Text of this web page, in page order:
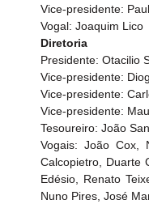
Vice‑presidente:
Vogal: Joaquim Lico
Diretoria
Presidente: Otacilio
Vice‑presidente:
Vice‑presidente:
Vice‑presidente:
Tesoureiro: João
Vogais: João Cox,
Calcopietro, Duarte
Edésio, Renato
Nuno Pires, José